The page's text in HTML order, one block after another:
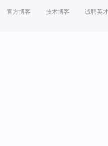
官方博客 技术博客 诚聘英才